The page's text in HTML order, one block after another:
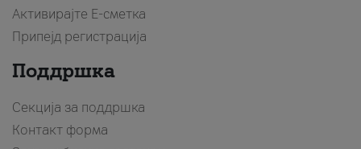
Активирајте Е-сметка
Припејд регистрација
Поддршка
Секција за поддршка
Контакт форма